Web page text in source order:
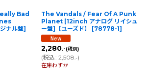
Bad
ナル盤]
The Vandals / Fear Of A Punk
Planet [12inch アナログ リイシュ
ー盤]【ユーズド】
[78778-1]
2,280.-(税別)
(税込: 2,508.-)
在庫わずか